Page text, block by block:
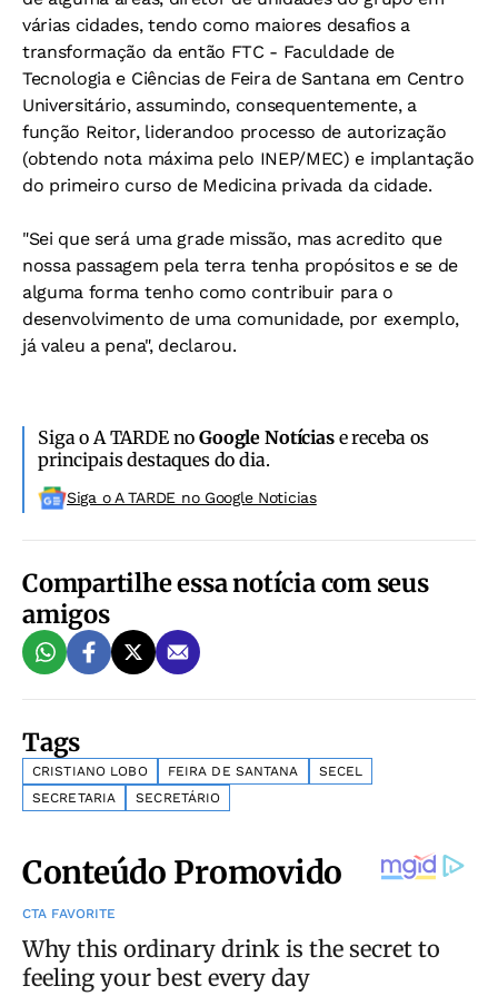
várias cidades, tendo como maiores desafios a
transformação da então FTC - Faculdade de
Tecnologia e Ciências de Feira de Santana em Centro
Universitário, assumindo, consequentemente, a
função Reitor, liderandoo processo de autorização
(obtendo nota máxima pelo INEP/MEC) e implantação
do primeiro curso de Medicina privada da cidade.
"Sei que será uma grade missão, mas acredito que
nossa passagem pela terra tenha propósitos e se de
alguma forma tenho como contribuir para o
desenvolvimento de uma comunidade, por exemplo,
já valeu a pena", declarou.
Siga o A TARDE noGoogle Notíciase receba os
principais destaques do dia.
Siga o A TARDE no Google Noticias
Compartilhe essa notícia com seus
amigos
Tags
CRISTIANO LOBO FEIRA DE SANTANA
SECEL
SECRETARIA
SECRETÁRIO